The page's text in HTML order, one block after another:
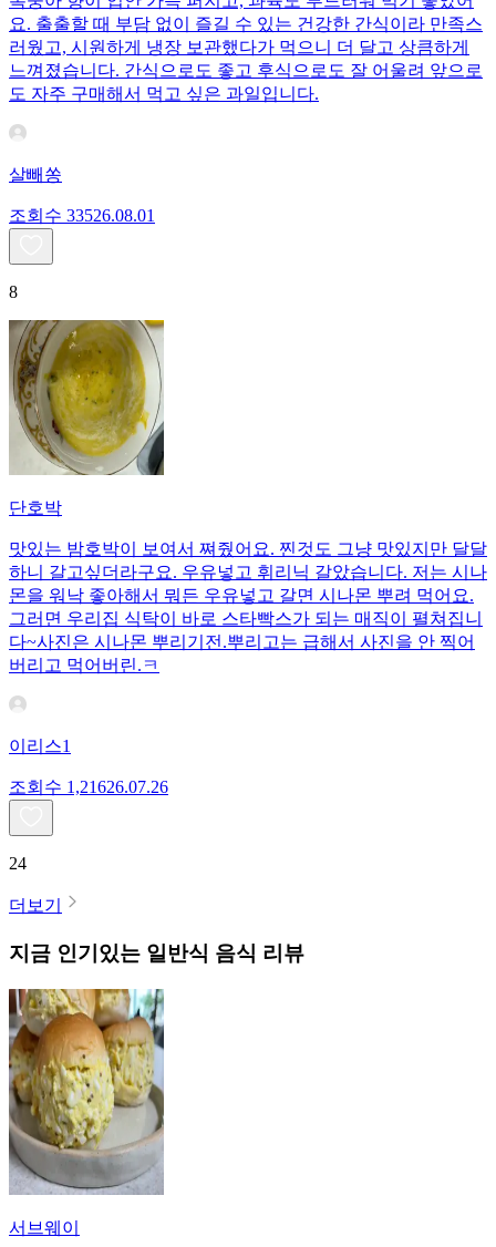
요. 출출할 때 부담 없이 즐길 수 있는 건강한 간식이라 만족스
러웠고, 시원하게 냉장 보관했다가 먹으니 더 달고 상큼하게
느껴졌습니다. 간식으로도 좋고 후식으로도 잘 어울려 앞으로
도 자주 구매해서 먹고 싶은 과일입니다.
살빼쏭
조회수 33526.08.01
8
단호박
맛있는 밤호박이 보여서 쪄줬어요. 찐것도 그냥 맛있지만 달달
하니 갈고싶더라구요. 우유넣고 휘리닉 갈았습니다. 저는 시나
몬을 워낙 좋아해서 뭐든 우유넣고 갈면 시나몬 뿌려 먹어요.
그러면 우리집 식탁이 바로 스타빡스가 되는 매직이 펼쳐집니
다~사진은 시나몬 뿌리기전.뿌리고는 급해서 사진을 안 찍어
버리고 먹어버린.ㅋ
이리스1
조회수 1,21626.07.26
24
더보기
지금 인기있는 일반식 음식 리뷰
서브웨이